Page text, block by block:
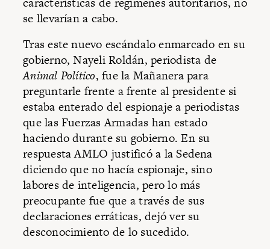
se llevarían a cabo.
Tras este nuevo escándalo enmarcado en su
gobierno, Nayeli Roldán, periodista de
Animal Político, fue la Mañanera para
preguntarle frente a frente al presidente si
estaba enterado del espionaje a periodistas
que las Fuerzas Armadas han estado
haciendo durante su gobierno. En su
respuesta AMLO justificó a la Sedena
diciendo que no hacía espionaje, sino
labores de inteligencia, pero lo más
preocupante fue que a través de sus
declaraciones erráticas, dejó ver su
desconocimiento de lo sucedido.